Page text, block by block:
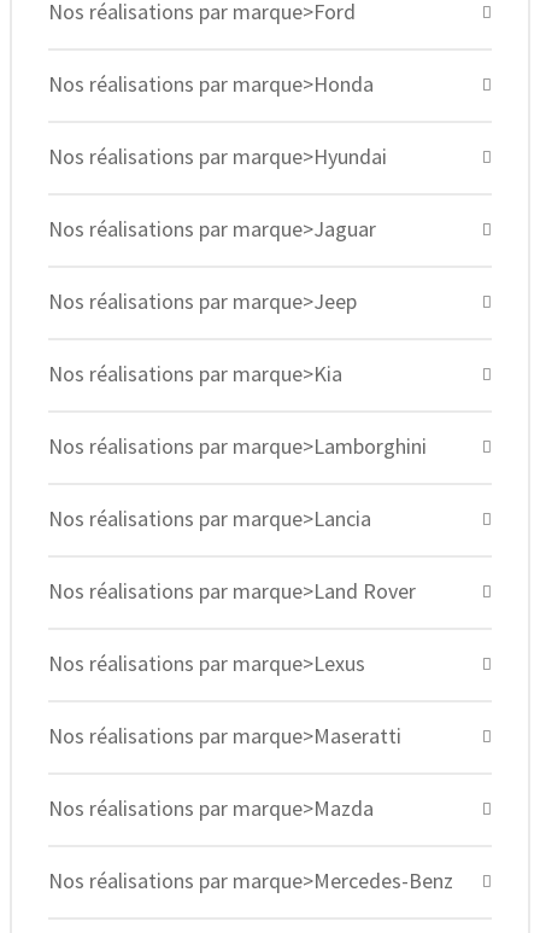
Nos réalisations par marque>Ford
Nos réalisations par marque>Honda
Nos réalisations par marque>Hyundai
Nos réalisations par marque>Jaguar
Nos réalisations par marque>Jeep
Nos réalisations par marque>Kia
Nos réalisations par marque>Lamborghini
Nos réalisations par marque>Lancia
Nos réalisations par marque>Land Rover
Nos réalisations par marque>Lexus
Nos réalisations par marque>Maseratti
Nos réalisations par marque>Mazda
Nos réalisations par marque>Mercedes-Benz